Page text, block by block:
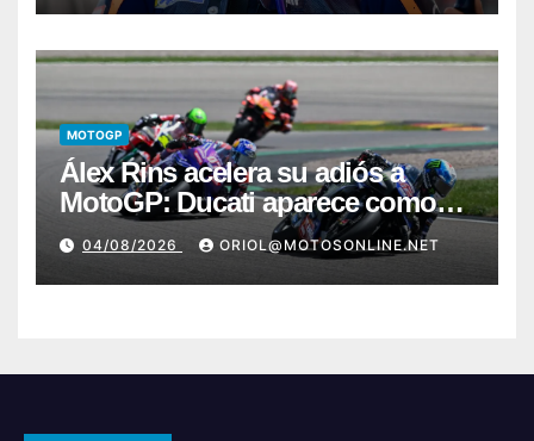
MOTOGP
Álex Rins acelera su adiós a
MotoGP: Ducati aparece como
destino en Superbike
04/08/2026 ORIOL@MOTOSONLINE.NET